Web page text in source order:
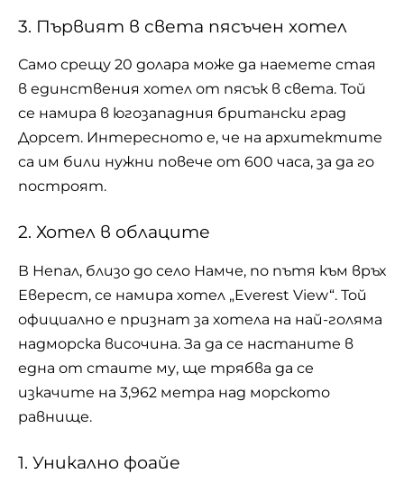
3. Първият в света пясъчен хотел
Само срещу 20 долара може да наемете стая
в единствения хотел от пясък в света. Той
се намира в югозападния британски град
Дорсет. Интересното е, че на архитектите
са им били нужни повече от 600 часа, за да го
построят.
2. Хотел в облаците
В Непал, близо до село Намче, по пътя към връх
Еверест, се намира хотел „Everest View“. Той
официално е признат за хотела на най-голяма
надморска височина. За да се настаните в
една от стаите му, ще трябва да се
изкачите на 3,962 метра над морското
равнище.
1. Уникално фоайе